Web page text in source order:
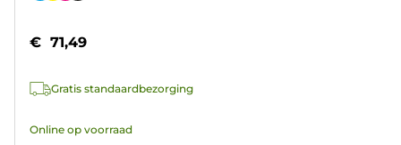
sterren.
beoordelingen
€ 71,49
Gratis standaardbezorging
Online op voorraad